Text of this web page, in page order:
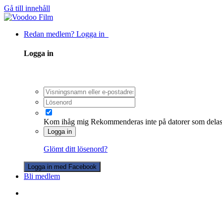
Gå till innehåll
Redan medlem? Logga in
Logga in
Kom ihåg mig Rekommenderas inte på datorer som
Logga in
Glömt ditt lösenord?
Logga in med Facebook
Bli medlem